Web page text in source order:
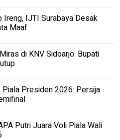
Ireng, IJTI Surabaya Desak
Maaf
di KNV Sidoarjo. Bupati
Piala Presiden 2026: Persija
Putri Juara Voli Piala Wali